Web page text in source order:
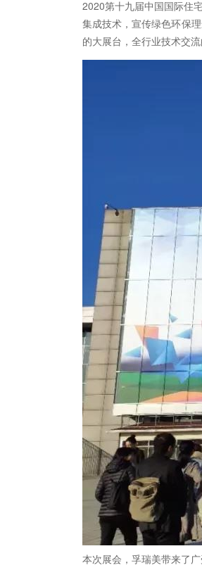
2020第十九届中国国际住
集成技术，宣传绿色环保
的大展台，全行业技术交
本次展会，孚瑞美带来了